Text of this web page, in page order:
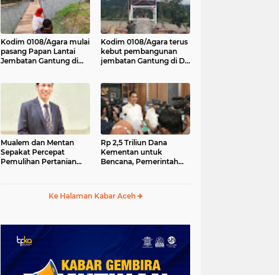
Kodim 0108/Agara mulai
pasang Papan Lantai
Jembatan Gantung di
Kodim 0108/Agara terus
kebut pembangunan
jembatan Gantung di Ds.
Mualem dan Mentan
Sepakat Percepat
Pemulihan Pertanian
Rp 2,5 Triliun Dana
Kementan untuk
Bencana, Pemerintah
Ke Halaman Kabar Aceh